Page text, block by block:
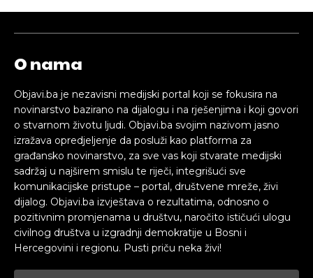
O nama
Objavi.ba je nezavisni medijski portal koji se fokusira na
novinarstvo bazirano na dijalogu i na rješenjima i koji govori
o stvarnom životu ljudi. Objavi.ba svojim nazivom jasno
izražava opredjeljenje da posluži kao platforma za
građansko novinarstvo, za sve vas koji stvarate medijski
sadržaj u najširem smislu te riječi, integrišući sve
komunikacijske pristupe – portal, društvene mreže, živi
dijalog. Objavi.ba izvještava o rezultatima, odnosno o
pozitivnim promjenama u društvu, naročito ističući ulogu
civilnog društva u izgradnji demokratije u Bosni i
Hercegovini i regionu. Pusti priču neka živi!